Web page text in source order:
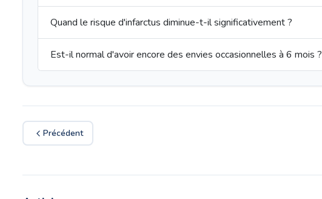
Quand le risque d'infarctus diminue-t-il significativement ?
Est-il normal d'avoir encore des envies occasionnelles à 6 mois ?
Précédent